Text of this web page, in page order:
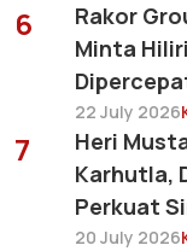
6
Rakor
Minta
22 July 2026
7
Heri
Karhutla,
Perkuat
20 July 2026